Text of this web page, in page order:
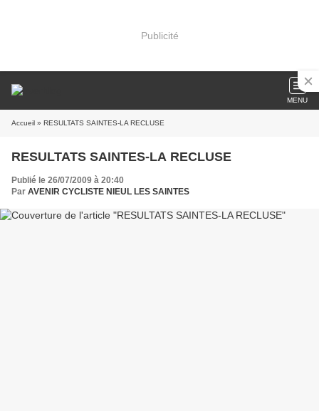
Publicité
MENU
Accueil » RESULTATS SAINTES-LA RECLUSE
RESULTATS SAINTES-LA RECLUSE
Publié le 26/07/2009 à 20:40
Par AVENIR CYCLISTE NIEUL LES SAINTES